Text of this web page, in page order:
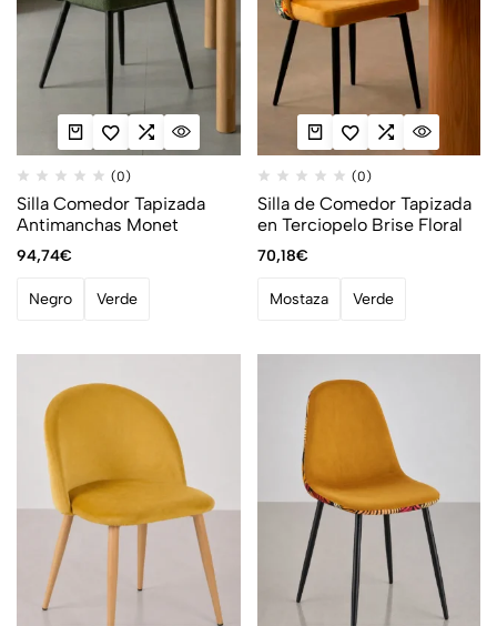
(0)
Silla Comedor Tapizada
Antimanchas Monet
94,74€
Negro Verde
(0)
Silla de Comedor Tapizada
en Terciopelo Brise Floral
70,18€
Mostaza Verde